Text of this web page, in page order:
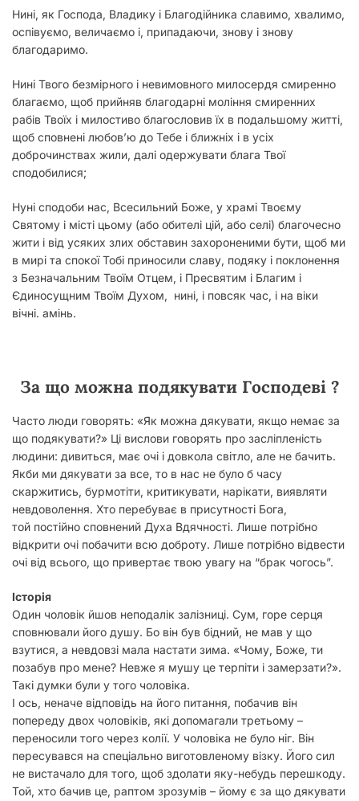
Нині, як Господа, Владику і Благодійника славимо, хвалимо,
оспівуємо, величаємо і, припадаючи, знову і знову
благодаримо.
Нині Твого безмірного і невимовного милосердя смиренно
благаємо, щоб прийняв благодарні моління смиренних
рабів Твоїх і милостиво благословив їх в подальшому житті,
щоб сповнені любов’ю до Тебе і ближніх і в усіх
доброчинствах жили, далі одержувати блага Твої
сподобилися;
Нуні сподоби нас, Всесильний Боже, у храмі Твоєму
Святому і місті цьому (або обителі цій, або селі) благочесно
жити і від усяких злих обставин захороненими бути, щоб ми
в мирі та спокої Тобі приносили славу, подяку і поклонення
з Безначальним Твоїм Отцем, і Пресвятим і Благим і
Єдиносущним Твоїм Духом, нині, і повсяк час, і на віки
вічні. амінь.
За що можна подякувати Господеві ?
Часто люди говорять: «Як можна дякувати, якщо немає за
що подякувати?» Ці вислови говорять про засліпленість
людини: дивиться, має очі і довкола світло, але не бачить.
Якби ми дякувати за все, то в нас не було б часу
скаржитись, бурмотіти, критикувати, нарікати, виявляти
невдоволення. Хто перебуває в присутності Бога,
той постійно сповнений Духа Вдячності. Лише потрібно
відкрити очі побачити всю доброту. Лише потрібно відвести
очі від всього, що привертає твою увагу на “брак чогось”.
Історія
Один чоловік йшов неподалік залізниці. Сум, горе серця
сповнювали його душу. Бо він був бідний, не мав у що
взутися, а невдовзі мала настати зима. «Чому, Боже, ти
позабув про мене? Невже я мушу це терпіти і замерзати?».
Такі думки були у того чоловіка.
І ось, неначе відповідь на його питання, побачив він
попереду двох чоловіків, які допомагали третьому –
переносили того через колії. У чоловіка не було ніг. Він
пересувався на спеціально виготовленому візку. Його сил
не вистачало для того, щоб здолати яку-небудь перешкоду.
Той, хто бачив це, раптом зрозумів – йому є за що дякувати